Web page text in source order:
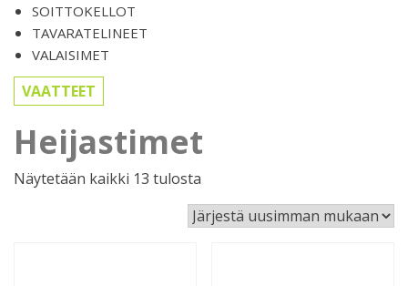
SOITTOKELLOT
TAVARATELINEET
VALAISIMET
VAATTEET
Heijastimet
Näytetään kaikki 13 tulosta
by
latest